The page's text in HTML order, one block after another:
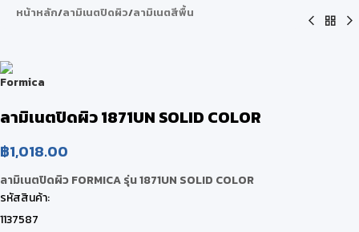
หน้าหลัก/ลามิเนตปิดผิว/ลามิเนตสีพื้น
ลามิเนตปิดผิว 1871UN SOLID COLOR
฿1,018.00
ลามิเนตปิดผิว FORMICA รุ่น 1871UN SOLID COLOR
รหัสสินค้า:
1137587